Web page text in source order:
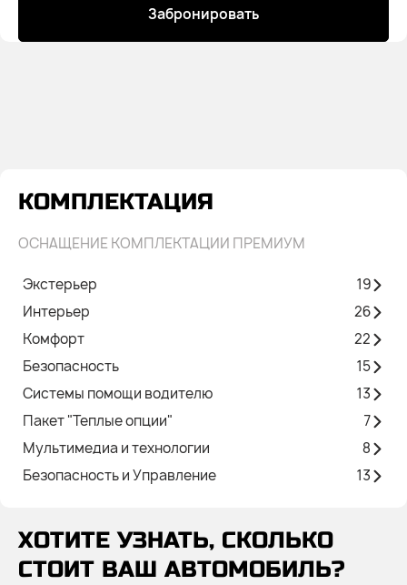
Забронировать
КОМПЛЕКТАЦИЯ
ОСНАЩЕНИЕ КОМПЛЕКТАЦИИ ПРЕМИУМ
Экстерьер
19
Интерьер
26
Комфорт
22
Безопасность
15
Системы помощи водителю
13
Пакет "Теплые опции"
7
Мультимедиа и технологии
8
Безопасность и Управление
13
ХОТИТЕ УЗНАТЬ, СКОЛЬКО
СТОИТ ВАШ АВТОМОБИЛЬ?